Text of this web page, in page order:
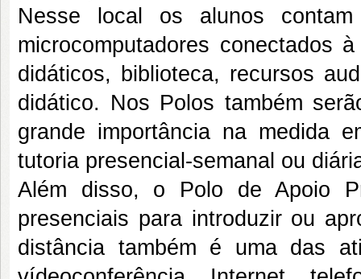
Nesse local os alunos
microcomputadores conectados
didáticos, biblioteca, recursos
didático. Nos Polos também
grande importância na medida
tutoria presencial-semanal ou
Além disso, o Polo de Apoio
presenciais para introduzir ou
distância também é uma das